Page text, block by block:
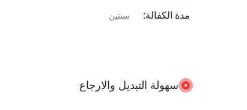
مدة الكفالة سنتين
10 كغم ,2 كغم ,3 كغم ,4 كغم ,
كغم
8 كغم
سهولة التبديل والارجاع